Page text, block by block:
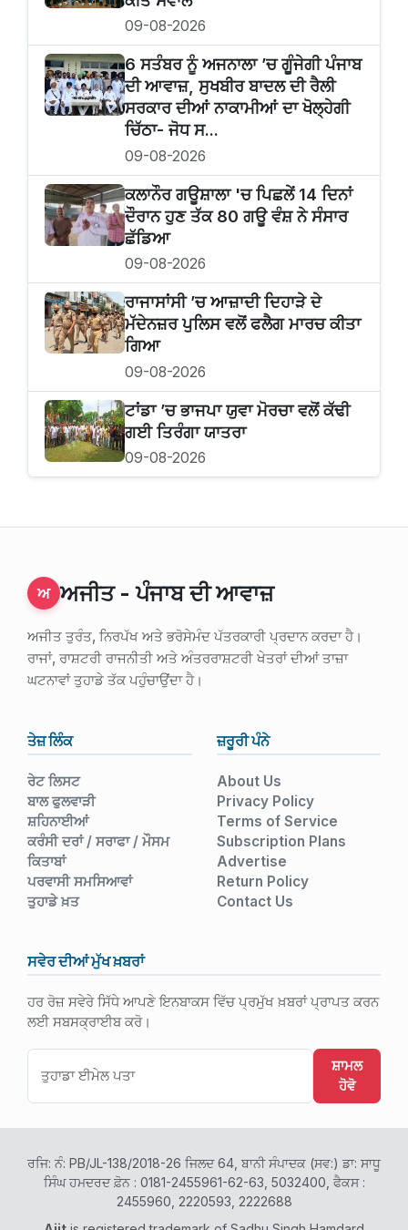
09-08-2026
6 ਸਤੰਬਰ ਨੂੰ ਅਜਨਾਲਾ ’ਚ ਗੂੰਜੇਗੀ ਪੰਜਾਬ
ਦੀ ਆਵਾਜ਼, ਸੁਖਬੀਰ ਬਾਦਲ ਦੀ ਰੈਲੀ
ਸਰਕਾਰ ਦੀਆਂ ਨਾਕਾਮੀਆਂ ਦਾ ਖੋਲ੍ਹੇਗੀ
ਚਿੱਠਾ- ਜੋਧ ਸ...
09-08-2026
ਕਲਾਨੌਰ ਗਊਸ਼ਾਲਾ 'ਚ ਪਿਛਲੇਂ 14 ਦਿਨਾਂ
ਦੌਰਾਨ ਹੁਣ ਤੱਕ 80 ਗਊ ਵੰਸ਼ ਨੇ ਸੰਸਾਰ
ਛੱਡਿਆ
09-08-2026
ਰਾਜਾਸਾਂਸੀ ’ਚ ਆਜ਼ਾਦੀ ਦਿਹਾੜੇ ਦੇ
ਮੱਦੇਨਜ਼ਰ ਪੁਲਿਸ ਵਲੋਂ ਫਲੈਗ ਮਾਰਚ ਕੀਤਾ
ਗਿਆ
09-08-2026
ਟਾਂਡਾ ’ਚ ਭਾਜਪਾ ਯੁਵਾ ਮੋਰਚਾ ਵਲੋਂ ਕੱਢੀ
ਗਈ ਤਿਰੰਗਾ ਯਾਤਰਾ
09-08-2026
ਅ ਅਜੀਤ - ਪੰਜਾਬ ਦੀ ਆਵਾਜ਼
ਅਜੀਤ ਤੁਰੰਤ, ਨਿਰਪੱਖ ਅਤੇ ਭਰੋਸੇਮੰਦ ਪੱਤਰਕਾਰੀ ਪ੍ਰਦਾਨ ਕਰਦਾ ਹੈ।
ਰਾਜਾਂ, ਰਾਸ਼ਟਰੀ ਰਾਜਨੀਤੀ ਅਤੇ ਅੰਤਰਰਾਸ਼ਟਰੀ ਖੇਤਰਾਂ ਦੀਆਂ ਤਾਜ਼ਾ
ਘਟਨਾਵਾਂ ਤੁਹਾਡੇ ਤੱਕ ਪਹੁੰਚਾਉਂਦਾ ਹੈ।
ਤੇਜ਼ ਲਿੰਕ
ਰੇਟ ਲਿਸਟ
ਬਾਲ ਫੁਲਵਾੜੀ
ਸ਼ਹਿਨਾਈਆਂ
ਕਰੰਸੀ ਦਰਾਂ / ਸਰਾਫਾ / ਮੌਸਮ
ਕਿਤਾਬਾਂ
ਪਰਵਾਸੀ ਸਮਸਿਆਵਾਂ
ਤੁਹਾਡੇ ਖ਼ਤ
ਜ਼ਰੂਰੀ ਪੰਨੇ
About Us
Privacy Policy
Terms of Service
Subscription Plans
Advertise
Return Policy
Contact Us
ਸਵੇਰ ਦੀਆਂ ਮੁੱਖ ਖ਼ਬਰਾਂ
ਹਰ ਰੋਜ਼ ਸਵੇਰੇ ਸਿੱਧੇ ਆਪਣੇ ਇਨਬਾਕਸ ਵਿੱਚ ਪ੍ਰਮੁੱਖ ਖ਼ਬਰਾਂ ਪ੍ਰਾਪਤ ਕਰਨ
ਲਈ ਸਬਸਕ੍ਰਾਈਬ ਕਰੋ।
ਸ਼ਾਮਲ
ਹੋਵੋ
ਰਜਿ: ਨੰ: PB/JL-138/2018-26 ਜਿਲਦ 64, ਬਾਨੀ ਸੰਪਾਦਕ (ਸਵ:) ਡਾ: ਸਾਧੂ
ਸਿੰਘ ਹਮਦਰਦ ਫ਼ੋਨ : 0181-2455961-62-63, 5032400, ਫੈਕਸ :
2455960, 2220593, 2222688